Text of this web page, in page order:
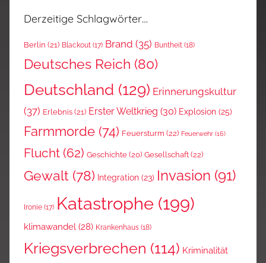
Derzeitige Schlagwörter…
Berlin (21) Blackout (17) Brand (35) Buntheit (18)
Deutsches Reich (80)
Deutschland (129) Erinnerungskultur
(37) Erlebnis (21) Erster Weltkrieg (30) Explosion (25)
Farmmorde (74) Feuersturm (22) Feuerwehr (16)
Flucht (62) Geschichte (20) Gesellschaft(22)
Gewalt (78) Integration (23) Invasion (91)
Ironie (17) Katastrophe (199)
klimawandel (28) Krankenhaus (18)
Kriegsverbrechen (114) Kriminalität